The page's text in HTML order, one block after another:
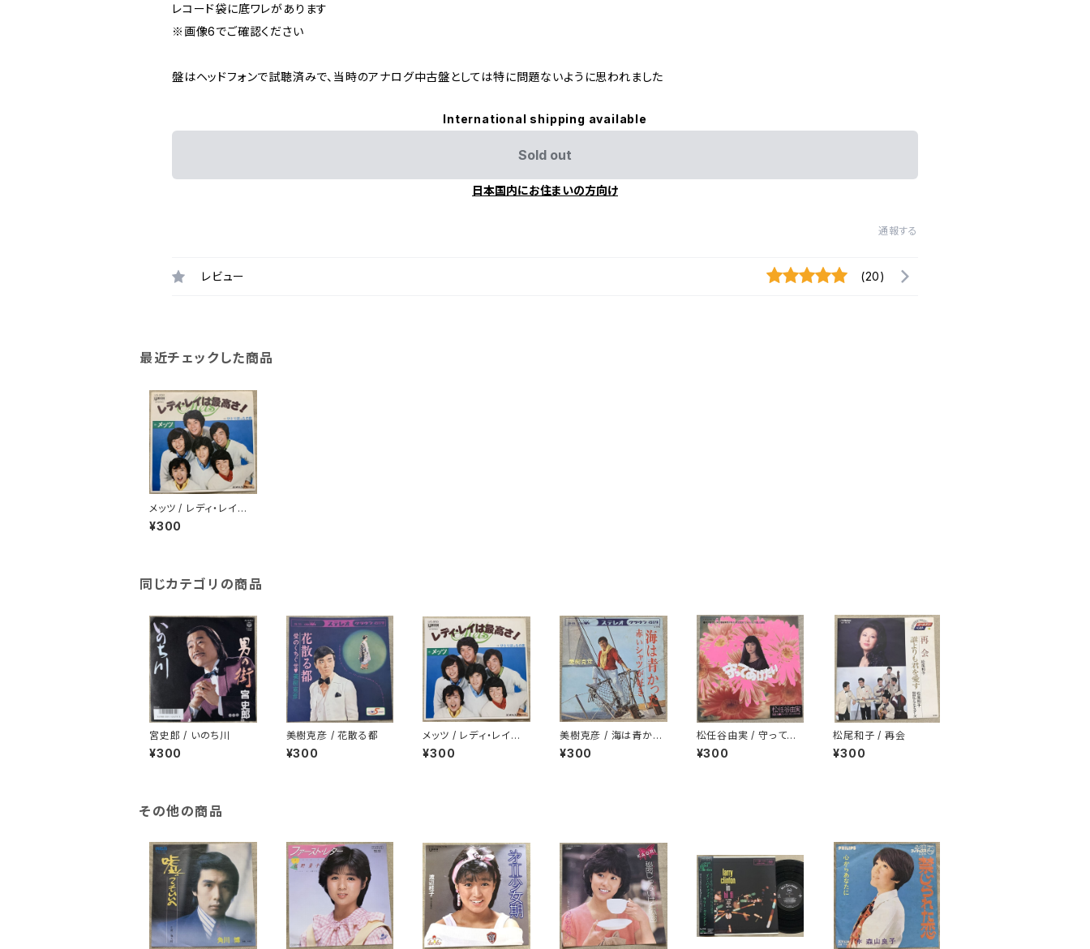
レコード袋に底ワレがあります
※画像6でご確認ください
盤はヘッドフォンで試聴済みで、当時のアナログ中古盤としては特に問題ないように思われました
International shipping available
Sold out
日本国内にお住まいの方向け
通報する
レビュー (20)
最近チェックした商品
メッツ / レディ・レイは
最高さ!
¥300
同じカテゴリの商品
宮史郎 / いのち川
¥300
美樹克彦 / 花散る都
¥300
メッツ / レディ・レイは
最高さ
¥300
美樹克彦 / 海は青かっ
た
¥300
松任谷由実 / 守ってあ
げたい
¥300
松尾和子 / 再会
¥300
その他の商品